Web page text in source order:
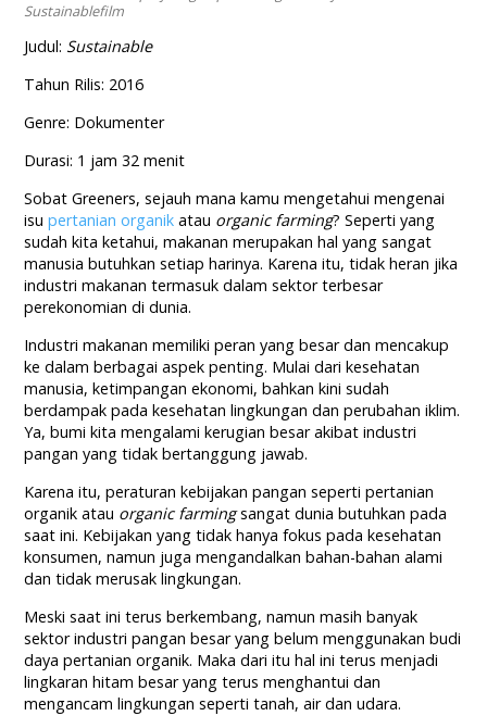
Sustainablefilm
Judul: Sustainable
Tahun Rilis: 2016
Genre: Dokumenter
Durasi: 1 jam 32 menit
Sobat Greeners, sejauh mana kamu mengetahui mengenai
isupertanian organik atau organic farming? Seperti yang
sudah kita ketahui, makanan merupakan hal yang sangat
manusia butuhkan setiap harinya. Karena itu, tidak heran jika
industri makanan termasuk dalam sektor terbesar
perekonomian di dunia.
Industri makanan memiliki peran yang besar dan mencakup
ke dalam berbagai aspek penting. Mulai dari kesehatan
manusia, ketimpangan ekonomi, bahkan kini sudah
berdampak pada kesehatan lingkungan dan perubahan iklim.
Ya, bumi kita mengalami kerugian besar akibat industri
pangan yang tidak bertanggung jawab.
Karena itu, peraturan kebijakan pangan seperti pertanian
organik atau organic farmingsangat dunia butuhkan pada
saat ini. Kebijakan yang tidak hanya fokus pada kesehatan
konsumen, namun juga mengandalkan bahan-bahan alami
dan tidak merusak lingkungan.
Meski saat ini terus berkembang, namun masih banyak
sektor industri pangan besar yang belum menggunakan budi
daya pertanian organik. Maka dari itu hal ini terus menjadi
lingkaran hitam besar yang terus menghantui dan
mengancam lingkungan seperti tanah, air dan udara.